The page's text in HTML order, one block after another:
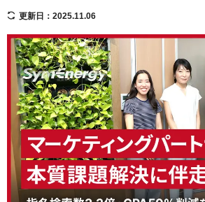
更新日：2025.11.06